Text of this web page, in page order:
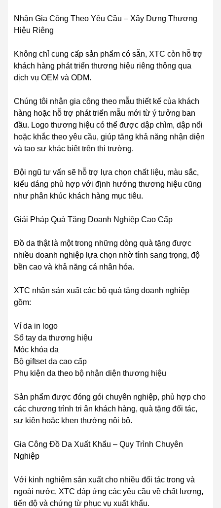
Nhận Gia Công Theo Yêu Cầu – Xây Dựng Thương
Hiệu Riêng
Không chỉ cung cấp sản phẩm có sẵn, XTC còn hỗ trợ
khách hàng phát triển thương hiệu riêng thông qua
dịch vụ OEM và ODM.
Chúng tôi nhận gia công theo mẫu thiết kế của khách
hàng hoặc hỗ trợ phát triển mẫu mới từ ý tưởng ban
đầu. Logo thương hiệu có thể được dập chìm, dập nổi
hoặc khắc theo yêu cầu, giúp tăng khả năng nhận diện
và tạo sự khác biệt trên thị trường.
Đội ngũ tư vấn sẽ hỗ trợ lựa chọn chất liệu, màu sắc,
kiểu dáng phù hợp với định hướng thương hiệu cũng
như phân khúc khách hàng mục tiêu.
Giải Pháp Quà Tặng Doanh Nghiệp Cao Cấp
Đồ da thật là một trong những dòng quà tặng được
nhiều doanh nghiệp lựa chọn nhờ tính sang trọng, độ
bền cao và khả năng cá nhân hóa.
XTC nhận sản xuất các bộ quà tặng doanh nghiệp
gồm:
Ví da in logo
Sổ tay da thương hiệu
Móc khóa da
Bộ giftset da cao cấp
Phụ kiện da theo bộ nhận diện thương hiệu
Sản phẩm được đóng gói chuyên nghiệp, phù hợp cho
các chương trình tri ân khách hàng, quà tặng đối tác,
sự kiện hoặc khen thưởng nội bộ.
Gia Công Đồ Da Xuất Khẩu – Quy Trình Chuyên
Nghiệp
Với kinh nghiệm sản xuất cho nhiều đối tác trong và
ngoài nước, XTC đáp ứng các yêu cầu về chất lượng,
tiến độ và chứng từ phục vụ xuất khẩu.